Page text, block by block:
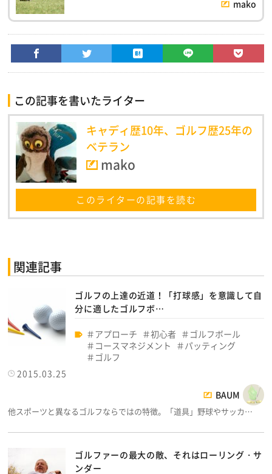
mako
この記事を書いたライター
キャディ歴10年、ゴルフ歴25年の
ベテラン
mako
このライターの記事を読む
関連記事
ゴルフの上達の近道！「打球感」を意識して自
分に適したゴルフボ…
アプローチ 初心者
ゴルフボール
コースマネジメント
パッティング
ゴルフ
2015.03.25
BAUM
他スポーツと異なるゴルフならではの特徴。「道具」野球やサッカ…
ゴルファーの最大の敵、それはローリング・サ
ンダー